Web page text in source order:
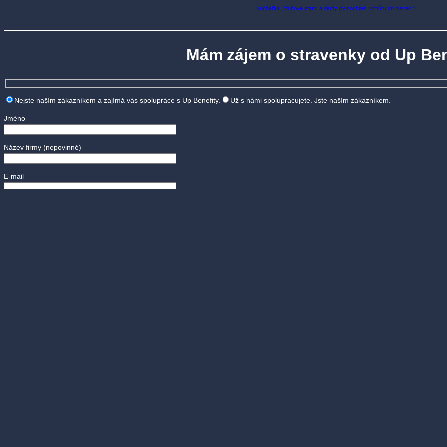
Kuchařka „Mužové statní a dámy rozsochaté, vzhůru do plavek!“
Mám zájem o stravenky od Up
Nejste naším zákazníkem a zajímá vás spolupráce s Up Benefity. Už s námi spolupracujete. Jste naším zákazníkem.
Jméno
Název firmy (nepovinné)
E-mail